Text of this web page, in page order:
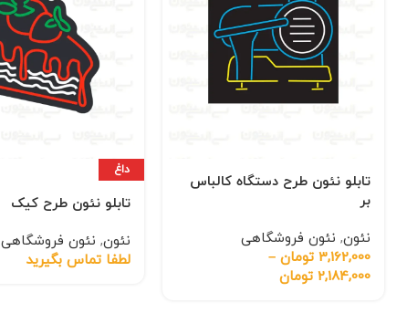
تابلو نئون طرح دستگاه کالباس
بر
نئون, نئون فروشگاهی
3,162,000 تومان –
2,184,000 تومان
داغ
تابلو نئون طرح کیک
نئون, نئون فروشگاهی
لطفا تماس بگیرید